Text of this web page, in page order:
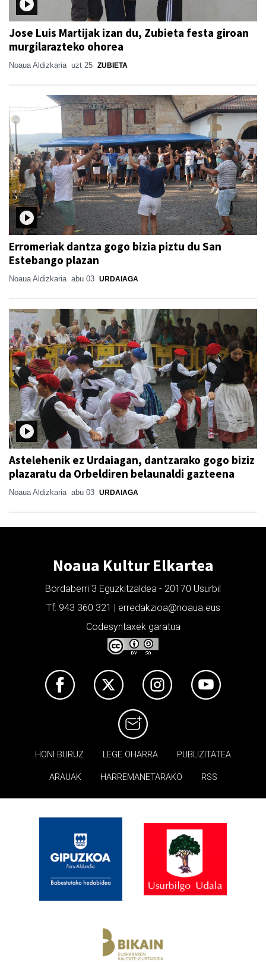
Jose Luis Martijak izan du, Zubieta festa giroan
murgilarazteko ohorea
Noaua Aldizkaria uzt 25 ZUBIETA
Erromeriak dantza gogo bizia piztu du San
Estebango plazan
Noaua Aldizkaria abu 03 URDAIAGA
Astelehenik ez Urdaiagan, dantzarako gogo biziz
plazaratu da Orbeldiren belaunaldi gazteena
Noaua Aldizkaria abu 03 URDAIAGA
Noaua Kultur Elkartea
Bordaberri 3 Eguzkitzaldea - 20170 Usurbil
Tf: 943 360 321 | erredakzioa@noaua.eus
Codesyntaxek garatua
HONI BURUZ LEGE OHARRA PUBLIZITATEA
ARAUAK HARREMANETARAKO RSS